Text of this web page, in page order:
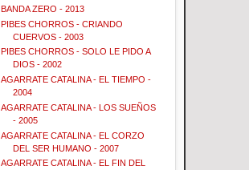
BANDA ZERO - 2013
PIBES CHORROS - CRIANDO
CUERVOS - 2003
PIBES CHORROS - SOLO LE PIDO A
DIOS - 2002
AGARRATE CATALINA - EL TIEMPO -
2004
AGARRATE CATALINA - LOS SUEÑOS
- 2005
AGARRATE CATALINA - EL CORZO
DEL SER HUMANO - 2007
AGARRATE CATALINA - EL FIN DEL